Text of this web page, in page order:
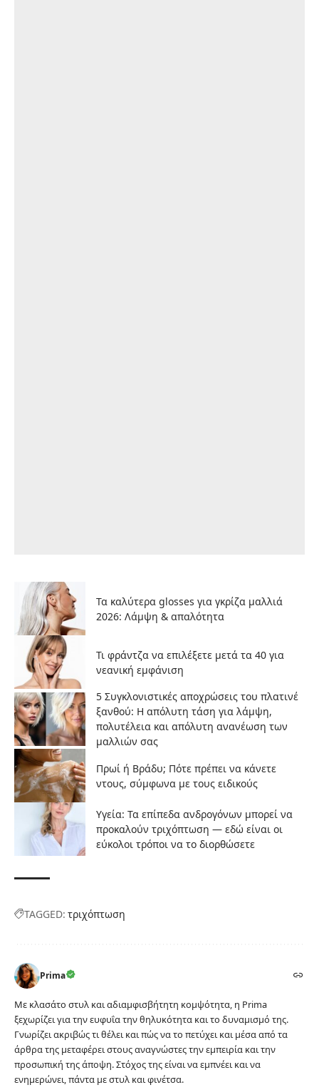
Τα καλύτερα glosses για γκρίζα μαλλιά
2026: Λάμψη & απαλότητα
Τι φράντζα να επιλέξετε μετά τα 40 για
νεανική εμφάνιση
5 Συγκλονιστικές αποχρώσεις του πλατινέ
ξανθού: Η απόλυτη τάση για λάμψη,
πολυτέλεια και απόλυτη ανανέωση των
μαλλιών σας
Πρωί ή Βράδυ; Πότε πρέπει να κάνετε
ντους, σύμφωνα με τους ειδικούς
Υγεία: Τα επίπεδα ανδρογόνων μπορεί να
προκαλούν τριχόπτωση — εδώ είναι οι
εύκολοι τρόποι να το διορθώσετε
TAGGED: τριχόπτωση
Prima
Με κλασάτο στυλ και αδιαμφισβήτητη κομψότητα, η Prima
ξεχωρίζει για την ευφυΐα την θηλυκότητα και το δυναμισμό της.
Γνωρίζει ακριβώς τι θέλει και πώς να το πετύχει και μέσα από τα
άρθρα της μεταφέρει στους αναγνώστες την εμπειρία και την
προσωπική της άποψη. Στόχος της είναι να εμπνέει και να
ενημερώνει, πάντα με στυλ και φινέτσα.